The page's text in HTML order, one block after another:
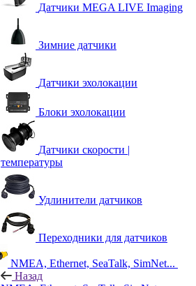
Датчики MEGA LIVE Imaging
Зимние датчики
Датчики эхолокации
Блоки эхолокации
Датчики скорости |
температуры
Удлинители датчиков
Переходники для датчиков
NMEA, Ethernet, SeaTalk, SimNet...
Назад